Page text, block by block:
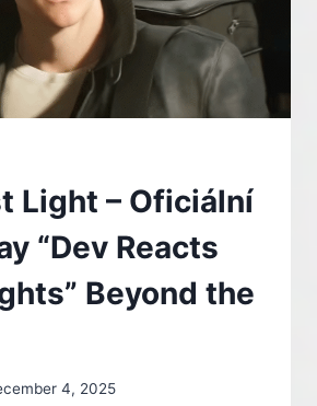
Light – Oficiální
“Dev Reacts
Beyond the
4, 2025